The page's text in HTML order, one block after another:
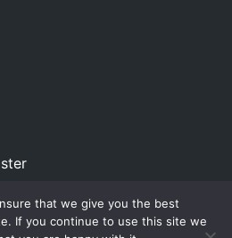
reserved. Proudly powered by
that we give you the best
If you continue to use this site we